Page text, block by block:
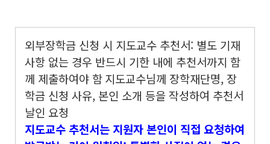
외부장학금 신청 시 지도교수 추천서: 별도 기재
사항 없는 경우 반드시 기한 내에 추천서까지 함
께 제출하여야 함지도교수님께 장학재단명, 장
학금 신청 사유, 본인 소개 등을 작성하여 추천서
날인 요청
지도교수 추천서는 지원자 본인이 직접 요청하여